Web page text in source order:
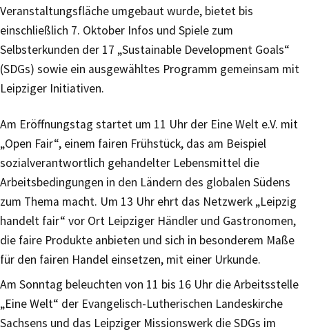
Veranstaltungsfläche umgebaut wurde, bietet bis
einschließlich 7. Oktober Infos und Spiele zum
Selbsterkunden der 17 „Sustainable Development Goals“
(SDGs) sowie ein ausgewähltes Programm gemeinsam mit
Leipziger Initiativen.
Am Eröffnungstag startet um 11 Uhr der Eine Welt e.V. mit
„Open Fair“, einem fairen Frühstück, das am Beispiel
sozialverantwortlich gehandelter Lebensmittel die
Arbeitsbedingungen in den Ländern des globalen Südens
zum Thema macht. Um 13 Uhr ehrt das Netzwerk „Leipzig
handelt fair“ vor Ort Leipziger Händler und Gastronomen,
die faire Produkte anbieten und sich in besonderem Maße
für den fairen Handel einsetzen, mit einer Urkunde.
Am Sonntag beleuchten von 11 bis 16 Uhr die Arbeitsstelle
„Eine Welt“ der Evangelisch-Lutherischen Landeskirche
Sachsens und das Leipziger Missionswerk die SDGs im